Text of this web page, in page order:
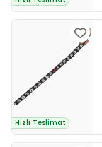
Hızlı Teslimat